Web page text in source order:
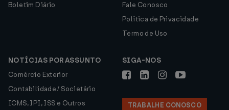
Boletim Diário
Fale Conosco
Política de Privacidade
Termo de Uso
NOTÍCIAS POR ASSUNTO
Comércio Exterior
Contabilidade / Societário
ICMS, IPI, ISS e Outros
SIGA-NOS
TRABALHE CONOSCO